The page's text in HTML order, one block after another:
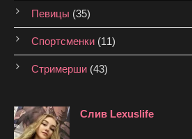
Певицы (35)
Спортсменки (11)
Стримерши (43)
Слив Lexuslife